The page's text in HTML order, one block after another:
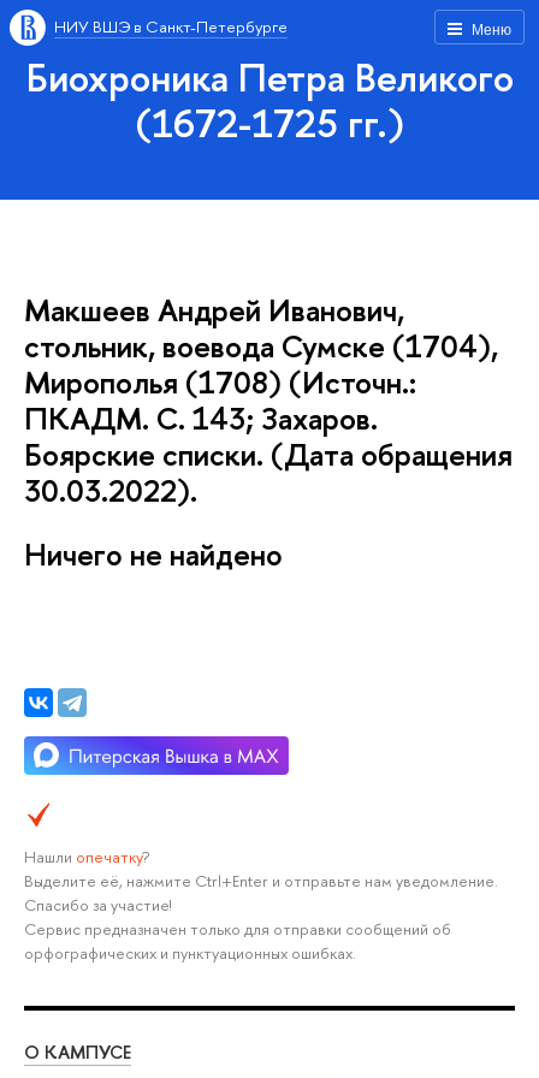
Меню
НИУ ВШЭ в Санкт-Петербурге
Биохроника Петра Великого
(1672-1725 гг.)
Макшеев Андрей Иванович,
стольник, воевода Сумске (1704),
Мирополья (1708) (Источн.:
ПКАДМ. С. 143; Захаров.
Боярские списки. (Дата обращения
30.03.2022).
Ничего не найдено
Нашли опечатку?
Выделите её, нажмите Ctrl+Enter и отправьте нам уведомление.
Спасибо за участие!
Сервис предназначен только для отправки сообщений об
орфографических и пунктуационных ошибках.
О КАМПУСЕ